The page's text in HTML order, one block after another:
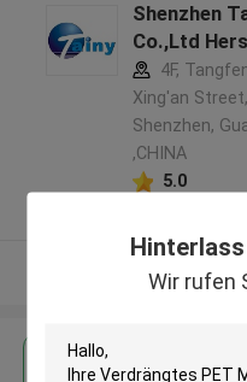
Wir rufen
Shenzhen
Co.,Ltd
4F,
Xing'an
Shenzhen,
,CHINA
5.0
Erhalten Sie